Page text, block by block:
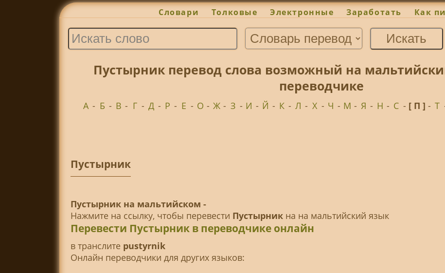
Словари Толковые Электронные Заработать Как
Пустырник перевод слова возможный на
переводчике
А - Б - В - Г - Д - Р - Е - О - Ж - З - И - Й - К - Л - Х - Ч - М - Я - Н - С - [ П ] - Т
Пустырник
Пустырник на мальтийском -
Нажмите на ссылку, чтобы перевести Пустырникна на мальтийский язык
Перевести Пустырник в переводчике онлайн
в транслитe pustyrnik
Онлайн переводчики для других языков: